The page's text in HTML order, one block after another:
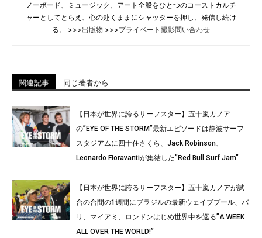
ノーボード、ミュージック、アート全般をひとつのコーストカルチ
ャーとしてとらえ、心の赴くままにシャッターを押し、発信し続け
る。 >>>出版物 >>>プライベート撮影問い合わせ
関連記事 同じ著者から
【日本が世界に誇るサーフスター】五十嵐カノア
の”EYE OF THE STORM”最新エピソードは静波サーフ
スタジアムに四十住さくら、Jack Robinson、
Leonardo Fioravantiが集結した”Red Bull Surf Jam”
【日本が世界に誇るサーフスター】五十嵐カノアが試
合の合間の1週間にブラジルの最新ウェイブプール、バ
リ、マイアミ、ロンドンはじめ世界中を巡る”A WEEK
ALL OVER THE WORLD!”